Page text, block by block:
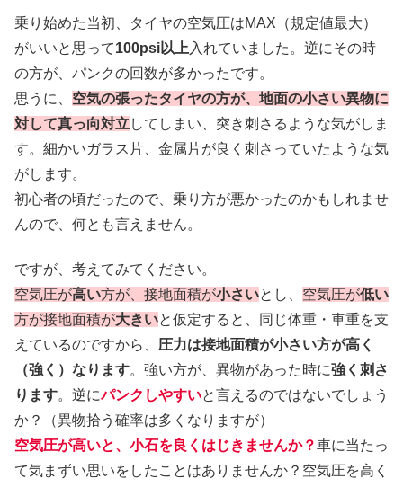
乗り始めた当初、タイヤの空気圧はMAX（規定値最大）
がいいと思って100psi以上 入れていました。逆にその時
の方が、パンクの回数が多かったです。
思うに、 空気の張ったタイヤの方が、地面の小さい異物に
対して真っ向対立 してしまい、突き刺さるような気がしま
す。細かいガラス片、金属片が良く刺さっていたような気
がします。
初心者の頃だったので、乗り方が悪かったのかもしれませ
んので、何とも言えません。
ですが、考えてみてください。
空気圧が高い方が、接地面積が小さいとし、 空気圧が低い
方が接地面積が大きいと仮定すると、同じ体重・車重を支
えているのですから、 圧力は接地面積が小さい方が高く
（強く）なります。強い方が、異物があった時に強く刺さ
ります。逆にパンクしやすいと言えるのではないでしょう
か？（異物拾う確率は多くなりますが）
空気圧が高いと、小石を良くはじきませんか？車に当たっ
て気まずい思いをしたことはありませんか？空気圧を高く